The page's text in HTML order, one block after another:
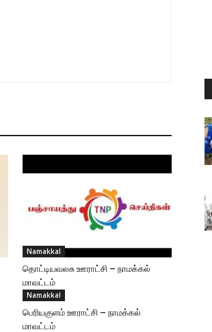
Namakkal
தொட்டியவலசு ஊராட்சி – நாமக்கல்
மாவட்டம்
Namakkal
பெரியகுளம் ஊராட்சி – நாமக்கல்
மாவட்டம்